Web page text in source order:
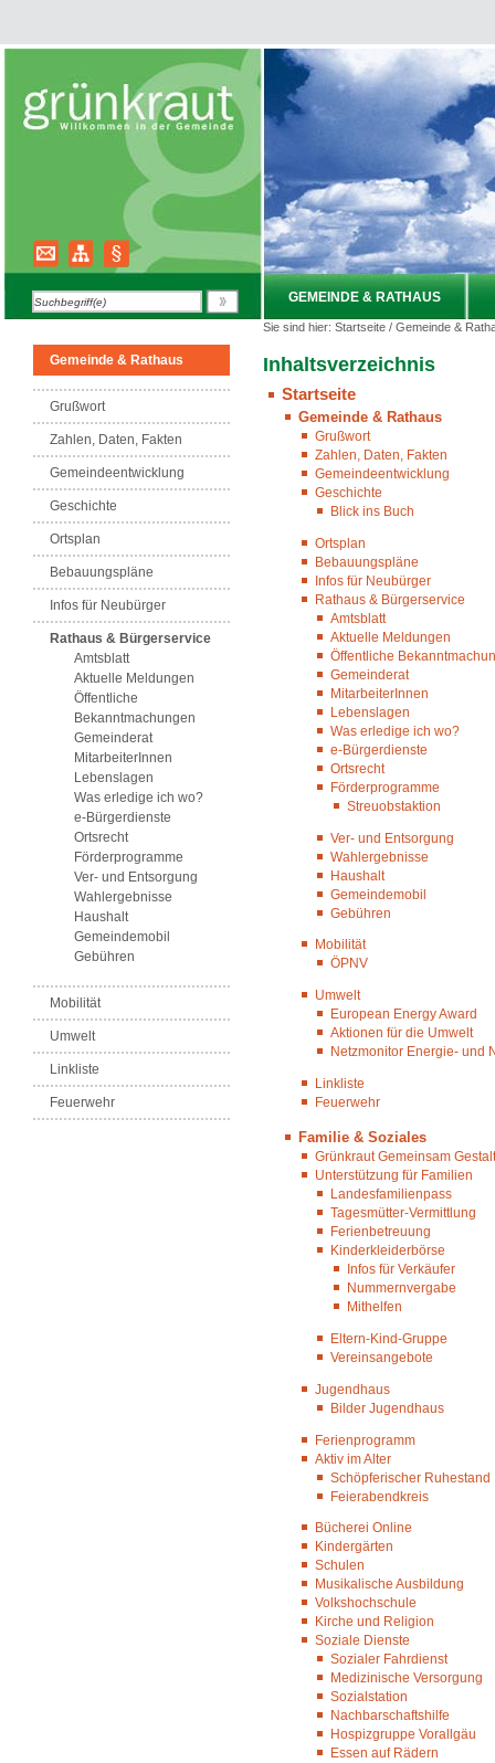
GEMEINDE & RATHAUS
Sie sind hier: Startseite / Gemeinde &
Gemeinde & Rathaus
Grußwort
Zahlen, Daten, Fakten
Gemeindeentwicklung
Geschichte
Ortsplan
Bebauungspläne
Infos für Neubürger
Rathaus & Bürgerservice
Amtsblatt
Aktuelle Meldungen
Öffentliche
Bekanntmachungen
Gemeinderat
MitarbeiterInnen
Lebenslagen
Was erledige ich wo?
e-Bürgerdienste
Ortsrecht
Förderprogramme
Ver- und Entsorgung
Wahlergebnisse
Haushalt
Gemeindemobil
Gebühren
Mobilität
Umwelt
Linkliste
Feuerwehr
Inhaltsverzeichnis
Startseite
Gemeinde & Rathaus
Grußwort
Zahlen, Daten, Fakten
Gemeindeentwicklung
Geschichte
Blick ins Buch
Ortsplan
Bebauungspläne
Infos für Neubürger
Rathaus & Bürgerservice
Amtsblatt
Aktuelle Meldungen
Öffentliche
Gemeinderat
MitarbeiterInnen
Lebenslagen
Was erledige ich wo?
e-Bürgerdienste
Ortsrecht
Förderprogramme
Streuobstaktion
Ver- und Entsorgung
Wahlergebnisse
Haushalt
Gemeindemobil
Gebühren
Mobilität
ÖPNV
Umwelt
European Energy Award
Aktionen für die Umwelt
Netzmonitor Energie- und
Linkliste
Feuerwehr
Familie & Soziales
Grünkraut Gemeinsam
Unterstützung für Familien
Landesfamilienpass
Tagesmütter-Vermittlung
Ferienbetreuung
Kinderkleiderbörse
Infos für Verkäufer
Nummernvergabe
Mithelfen
Eltern-Kind-Gruppe
Vereinsangebote
Jugendhaus
Bilder Jugendhaus
Ferienprogramm
Aktiv im Alter
Schöpferischer Ruhestand
Feierabendkreis
Bücherei Online
Kindergärten
Schulen
Musikalische Ausbildung
Volkshochschule
Kirche und Religion
Soziale Dienste
Sozialer Fahrdienst
Medizinische Versorgung
Sozialstation
Nachbarschaftshilfe
Hospizgruppe Vorallgäu
Essen auf Rädern